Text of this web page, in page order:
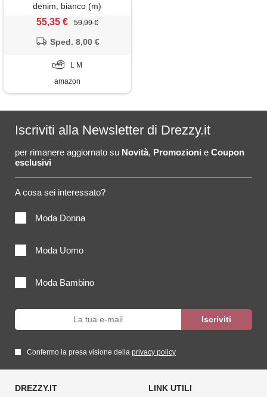
denim, bianco (m)
55,35 € 59,99 €
Sped. 8,00 €
L M
amazon
Iscriviti alla Newsletter di Drezzy.it
per rimanere aggiornato su Novità, Promozioni e Coupon
esclusivi
A cosa sei interessato?
Moda Donna
Moda Uomo
Moda Bambino
Confermo la presa visione della privacy policy